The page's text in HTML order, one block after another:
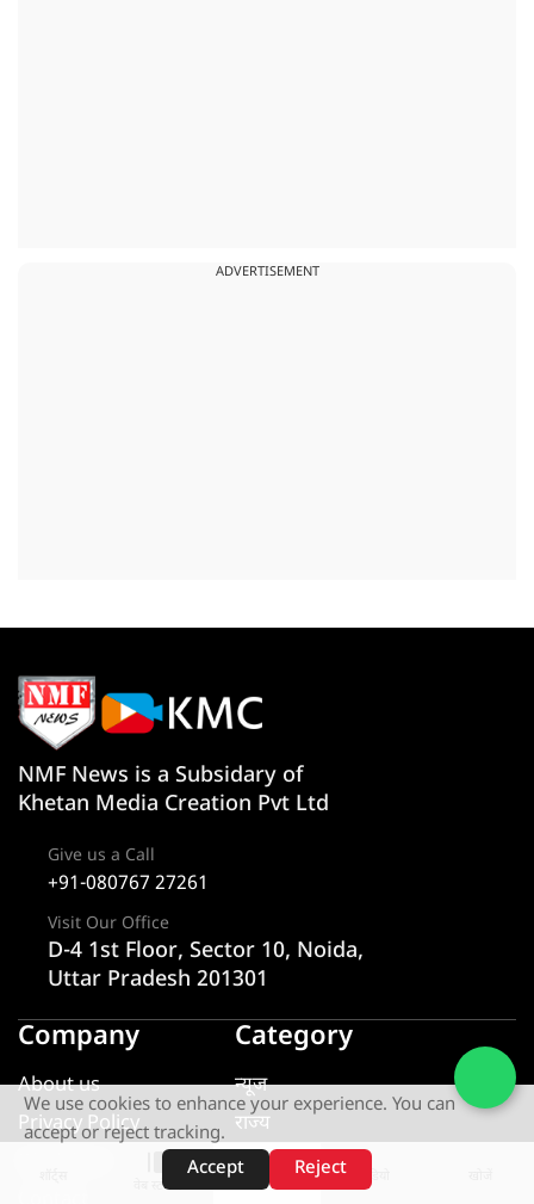
ADVERTISEMENT
वेब स्टोरीज़
NMF News is a Subsidary of
Khetan Media Creation Pvt Ltd
Give us a Call
+91-080767 27261
Visit Our Office
D-4 1st Floor, Sector 10, Noida,
Uttar Pradesh 201301
Company
About us
Privacy Policy
Category
न्यूज
राज्य
एक्सक्लूसिव
We use cookies to enhance your experience. You can
accept or reject tracking.
Accept
Reject